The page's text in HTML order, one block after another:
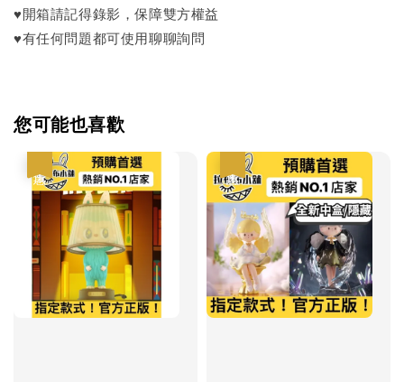
♥開箱請記得錄影，保障雙方權益
♥有任何問題都可使用聊聊詢問
您可能也喜歡